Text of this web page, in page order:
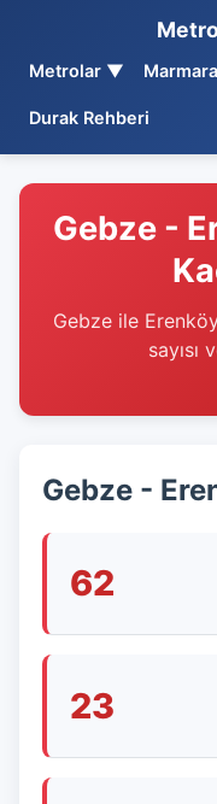
Metrolar ▼
Durak Rehberi
Gebze -
Gebze ile
Gebze -
62
23